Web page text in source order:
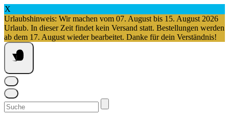
X
Urlaubshinweis: Wir machen vom 07. August bis 15. August 2026
Urlaub. In dieser Zeit findet kein Versand statt. Bestellungen werden
ab dem 17. August wieder bearbeitet. Danke für dein Verständnis!
Springe
zum
Inhalt
Suchen
nach: